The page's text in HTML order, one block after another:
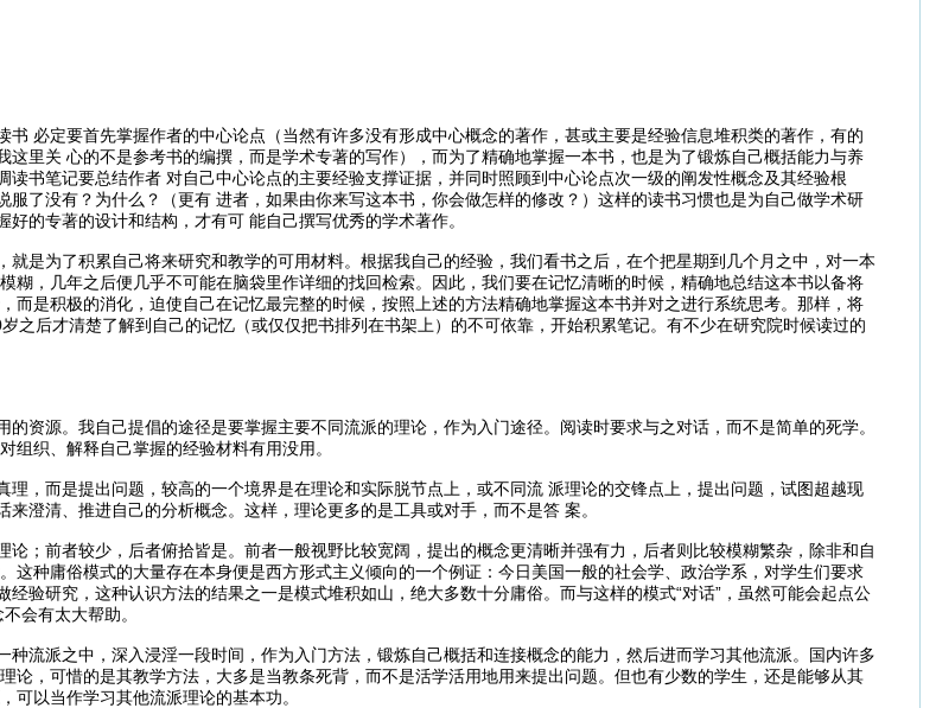
书 必定要首先掌握作者的中心论点（当然有许多没有形成中心概念的著作，甚或主要是经验信息堆积类的著作，有的
这里关 心的不是参考书的编撰，而是学术专著的写作），而为了精确地掌握一本书，也是为了锻炼自己概括能力与养
读书笔记要总结作者 对自己中心论点的主要经验支撑证据，并同时照顾到中心论点次一级的阐发性概念及其经验根
服了没有？为什么？（更有 进者，如果由你来写这本书，你会做怎样的修改？）这样的读书习惯也是为自己做学术研
的专著的设计和结构，才有可 能自己撰写优秀的学术著作。
就是为了积累自己将来研究和教学的可用材料。根据我自己的经验，我们看书之后，在个把星期到几个月之中，对一本
糊，几年之后便几乎不可能在脑袋里作详细的找回检索。因此，我们要在记忆清晰的时候，精确地总结这本书以备将
而是积极的消化，迫使自己在记忆最完整的时候，按照上述的方法精确地掌握这本书并对之进行系统思考。那样，将
之后才清楚了解到自己的记忆（或仅仅把书排列在书架上）的不可依靠，开始积累笔记。有不少在研究院时候读过的
资源。我自己提倡的途径是要掌握主要不同流派的理论，作为入门途径。阅读时要求与之对话，而不是简单的死学。
组织、解释自己掌握的经验材料有用没用。
理，而是提出问题，较高的一个境界是在理论和实际脱节点上，或不同流 派理论的交锋点上，提出问题，试图超越现
澄清、推进自己的分析概念。这样，理论更多的是工具或对手，而不是答 案。
论；前者较少，后者俯拾皆是。前者一般视野比较宽阔，提出的概念更清晰并强有力，后者则比较模糊繁杂，除非和自
这种庸俗模式的大量存在本身便是西方形式主义倾向的一个例证：今日美国一般的社会学、政治学系，对学生们要求
经验研究，这种认识方法的结果之一是模式堆积如山，绝大多数十分庸俗。而与这样的模式“对话”，虽然可能会起点公
会有太大帮助。
种流派之中，深入浸淫一段时间，作为入门方法，锻炼自己概括和连接概念的能力，然后进而学习其他流派。国内许多
论，可惜的是其教学方法，大多是当教条死背，而不是活学活用地用来提出问题。但也有少数的学生，还是能够从其
可以当作学习其他流派理论的基本功。